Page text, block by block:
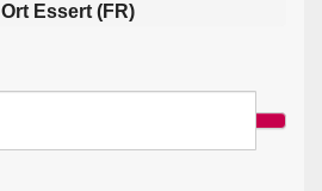
Ort Essert (FR)